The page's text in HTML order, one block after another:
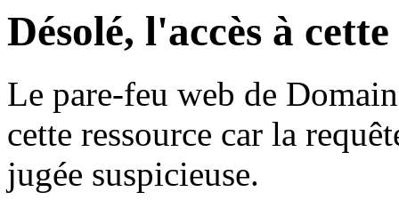
Désolé, l'accès à
Le pare-feu web de
cette ressource car la
jugée suspicieuse.